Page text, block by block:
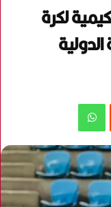
لكرة